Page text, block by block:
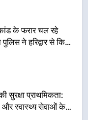
सुरक्षा प्राथमिकता:
और स्वास्थ्य सेवाओं के
बनाया सुरक्षित
की निगरानी के लिए
में कंट्रोल रूम